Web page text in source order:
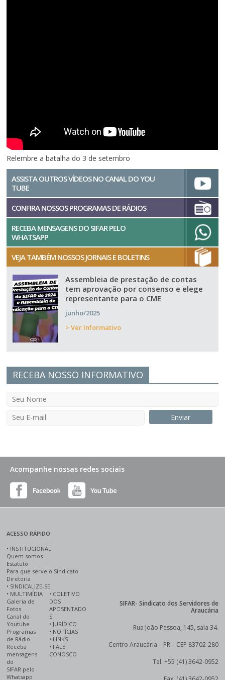
Relembre a batalha do 3 de setembro
ASSISTA OUTROS VÍDEOS NO CANAL DO YOU
TUBE
CONFIRA NOSSOS PROGRAMAS DE RÁDIOS
RECEBA MENSAGENS DO SIFAR PELO
WHATSAPP
VEJA TAMBÉM NOSSOS JORNAIS E BOLETINS
Assembleia de prestação de contas
tem aprovação por consenso e elege
representante para o CME
junho/2025
> Ver Informativo
RECEBA NOSSO INFORMATIVO
Acompanhe nossas redes sociais
ACESSO RÁPIDO
• INSTITUCIONAL
Quem somos
Estatuto
Para que serve o Sindicato
Diretoria
• SINDICALIZE-SE
• MULTIMÍDIA
Galeria de
Fotos
Canal do
Youtube
Programas
de Rádio
Receba
mensagens
do
SIFAR pelo
Whatsapp
• COLETIVO
DOS
APOSENTADO
S
• JURÍDICO
• NOTÍCIAS
• LINKS
• FALE
CONOSCO
SIFAR- Sindicato dos Servidores de
Araucária
Rua João Pessoa, 145, sala 34.
Centro Araucária – PR – CEP 83702-280
Tel. +55 (41) 3642-0952